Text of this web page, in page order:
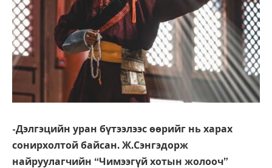
-Дэлгэцийн уран бүтээлээс өөрийг нь харах
сонирхолтой байсан. Ж.Сэнгэдорж
найруулагчийн “Чимээгүй хотын жолооч”